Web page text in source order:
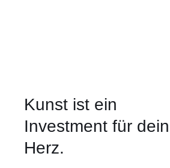
Kunst ist ein
Investment für dein
Herz.